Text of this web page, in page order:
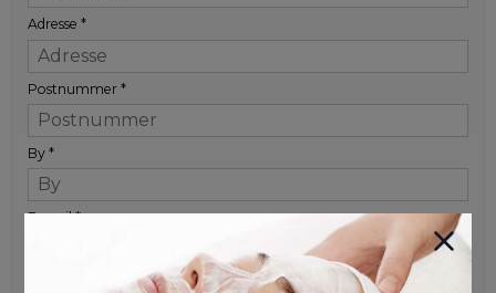
Adresse *
Postnummer *
By *
E-mail*